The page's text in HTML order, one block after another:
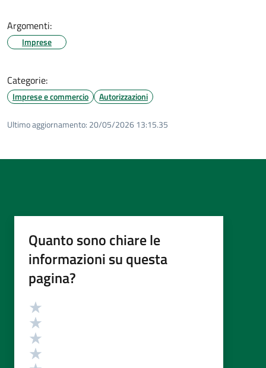
Argomenti:
Imprese
Categorie:
Imprese e commercio Autorizzazioni
Ultimo aggiornamento: 20/05/2026 13:15.35
Quanto sono chiare le
informazioni su questa
pagina?
Valutazione